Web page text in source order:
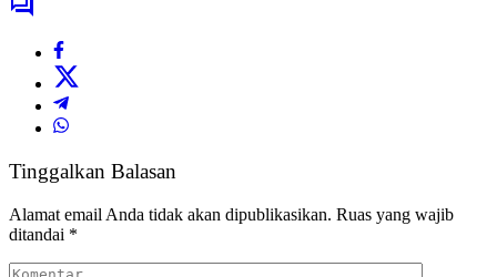
Tinggalkan Balasan
Alamat email Anda tidak akan dipublikasikan. Ruas yang wajib
ditandai *